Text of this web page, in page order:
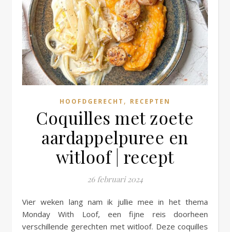
HOOFDGERECHT , RECEPTEN
Coquilles met zoete
aardappelpuree en
witloof | recept
26 februari 2024
Vier weken lang nam ik jullie mee in het thema
Monday With Loof, een fijne reis doorheen
verschillende gerechten met witloof. Deze coquilles